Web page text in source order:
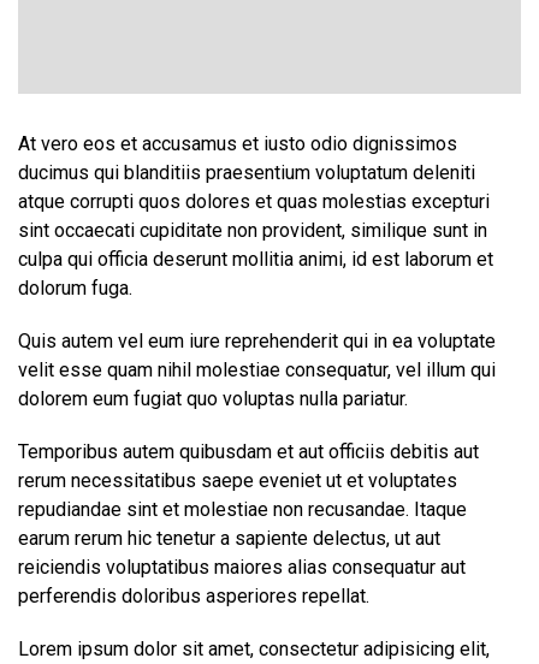
At vero eos et accusamus et iusto odio dignissimos
ducimus qui blanditiis praesentium voluptatum deleniti
atque corrupti quos dolores et quas molestias excepturi
sint occaecati cupiditate non provident, similique sunt in
culpa qui officia deserunt mollitia animi, id est laborum et
dolorum fuga.
Quis autem vel eum iure reprehenderit qui in ea voluptate
velit esse quam nihil molestiae consequatur, vel illum qui
dolorem eum fugiat quo voluptas nulla pariatur.
Temporibus autem quibusdam et aut officiis debitis aut
rerum necessitatibus saepe eveniet ut et voluptates
repudiandae sint et molestiae non recusandae. Itaque
earum rerum hic tenetur a sapiente delectus, ut aut
reiciendis voluptatibus maiores alias consequatur aut
perferendis doloribus asperiores repellat.
Lorem ipsum dolor sit amet, consectetur adipisicing elit,